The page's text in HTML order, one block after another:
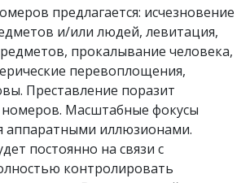
предлагается: исчезновение
и/или людей, левитация,
прокалывание человека,
перевоплощения,
Преставление поразит
Масштабные фокусы
аппаратными иллюзионами.
постоянно на связи с
контролировать